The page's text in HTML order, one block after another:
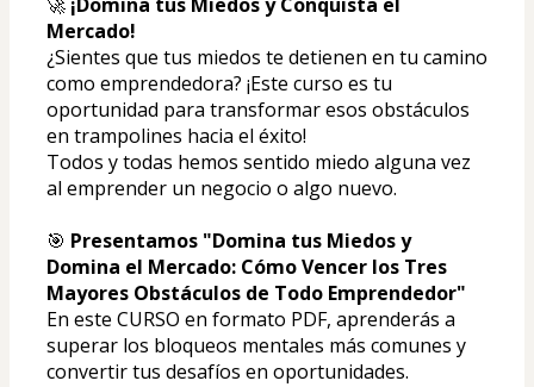
Mercado!
¿Sientes que tus miedos te detienen en tu camino
como emprendedora? ¡Este curso es tu
oportunidad para transformar esos obstáculos
en trampolines hacia el éxito!
Todos y todas hemos sentido miedo alguna vez
al emprender un negocio o algo nuevo.
🎯 Presentamos "Domina tus Miedos y
Domina el Mercado: Cómo Vencer los Tres
Mayores Obstáculos de Todo Emprendedor"
En este CURSO en formato PDF, aprenderás a
superar los bloqueos mentales más comunes y
convertir tus desafíos en oportunidades.